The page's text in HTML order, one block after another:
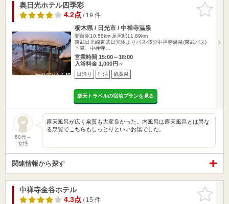
お気に入
りに追加
奥日光ホテル四季彩
4.2点/ 19 件
栃木県 / 日光市 / 中禅寺温泉
間藤駅10.58km 足尾駅11.89km
東武日光線東武日光駅よりバス45分中禅寺温泉(東武バス)
下車、中禅寺…
営業時間 15:00～18:00
入浴料金 1,000円～
日帰り 宿泊 硫黄泉
楽天トラベルの宿泊プランを見る
50代～
女性
露天風呂が広く泉質も大変良かった。内風呂は露天風呂とは異な
る泉質でこちらもしっとりといいお湯でした。
関連情報から探す
お気に入
りに追加
中禅寺金谷ホテル
4.3点/ 15 件